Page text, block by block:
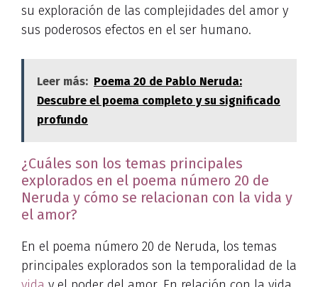
su exploración de las complejidades del amor y
sus poderosos efectos en el ser humano.
Leer más: Poema 20 de Pablo Neruda:
Descubre el poema completo y su significado
profundo
¿Cuáles son los temas principales
explorados en el poema número 20 de
Neruda y cómo se relacionan con la vida y
el amor?
En el poema número 20 de Neruda, los temas
principales explorados son la temporalidad de la